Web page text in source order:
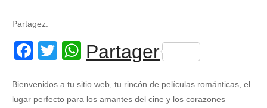
Partagez:
Facebook
TwitterWhatsApp
Partager
Bienvenidos a tu sitio web, tu rincón de películas románticas, el
lugar perfecto para los amantes del cine y los corazones